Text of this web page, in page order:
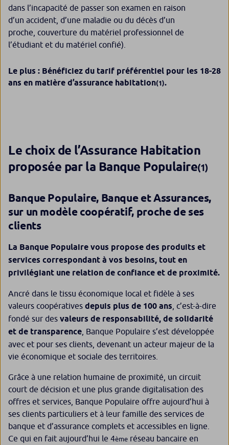
dans l’incapacité de passer son examen en raison
d’un accident, d’une maladie ou du décès d’un
proche, couverture du matériel professionnel de
l’étudiant et du matériel confié).
Le plus : Bénéficiez du tarif préférentiel pour les 18-28
ans en matière d’assurance habitation(1).
Le choix de l’Assurance Habitation
proposée par la Banque Populaire(1)
Banque Populaire, Banque et Assurances,
sur un modèle coopératif, proche de ses
clients
La Banque Populaire vous propose des produits et
services correspondant à vos besoins, tout en
privilégiant une relation de confiance et de proximité.
Ancré dans le tissu économique local et fidèle à ses
valeurs coopératives depuis plus de 100 ans , c’est-à-dire
fondé sur des valeurs de responsabilité, de solidarité
et de transparence , Banque Populaire s’est développée
avec et pour ses clients, devenant un acteur majeur de la
vie économique et sociale des territoires.
Grâce à une relation humaine de proximité, un circuit
court de décision et une plus grande digitalisation des
offres et services, Banque Populaire offre aujourd’hui à
ses clients particuliers et à leur famille des services de
banque et d’assurance complets et accessibles en ligne.
Ce qui en fait aujourd’hui le 4ème réseau bancaire en